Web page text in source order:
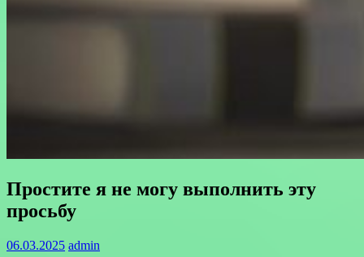
Простите я не могу выполнить эту
просьбу
06.03.2025 admin